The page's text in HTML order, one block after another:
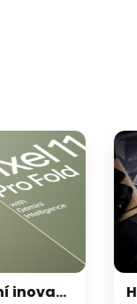
Měla to být atraktivní inovace, světelné rozhraní na Pixelu 11 nabídne jen velmi omezené funkce